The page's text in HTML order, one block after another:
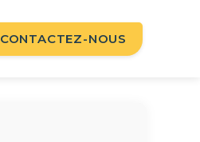
CONTACTEZ-NOUS